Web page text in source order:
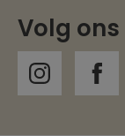
Volg ons